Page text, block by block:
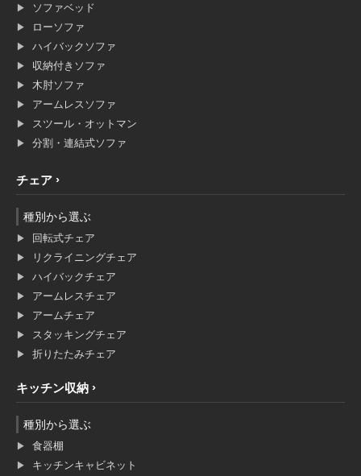
ソファベッド
ローソファ
ハイバックソファ
収納付きソファ
木肘ソファ
アームレスソファ
スツール・オットマン
分割・連結式ソファ
チェア
種別から選ぶ
回転式チェア
リクライニングチェア
ハイバックチェア
アームレスチェア
アームチェア
スタッキングチェア
折りたたみチェア
キッチン収納
種別から選ぶ
食器棚
キッチンキャビネット